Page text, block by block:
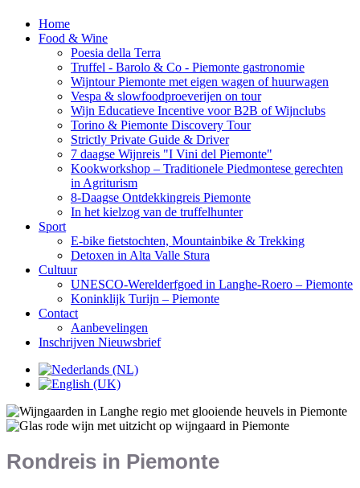
Home
Food & Wine
Poesia della Terra
Truffel - Barolo & Co - Piemonte gastronomie
Wijntour Piemonte met eigen wagen of huurwagen
Vespa & slowfoodproeverijen on tour
Wijn Educatieve Incentive voor B2B of Wijnclubs
Torino & Piemonte Discovery Tour
Strictly Private Guide & Driver
7 daagse Wijnreis "I Vini del Piemonte"
Kookworkshop – Traditionele Piedmontese gerechten
in Agriturism
8-Daagse Ontdekkingreis Piemonte
In het kielzog van de truffelhunter
Sport
E-bike fietstochten, Mountainbike & Trekking
Detoxen in Alta Valle Stura
Cultuur
UNESCO-Werelderfgoed in Langhe-Roero – Piemonte
Koninklijk Turijn – Piemonte
Contact
Aanbevelingen
Inschrijven Nieuwsbrief
Rondreis in Piemonte